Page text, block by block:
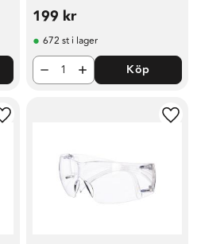
199 kr
672 st i lager
Köp
Lägg till i favoriter